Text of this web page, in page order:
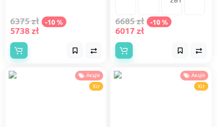
6375 zł -10 %
5738 zł
6685 zł -10 %
6017 zł
Акція
Хіт
Акція
Хіт